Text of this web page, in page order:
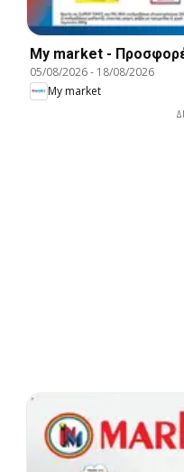
My market -
05/08/2026- 18/08/2026
My market